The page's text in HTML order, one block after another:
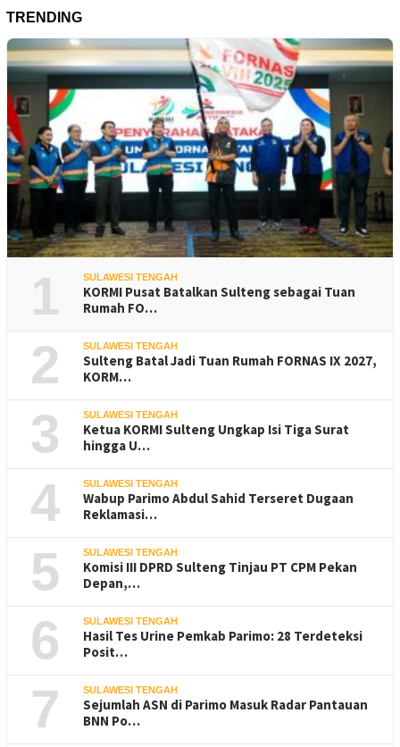
TRENDING
1 SULAWESI TENGAH
KORMI Pusat Batalkan Sulteng sebagai Tuan
Rumah FO…
2 SULAWESI TENGAH
Sulteng Batal Jadi Tuan Rumah FORNAS IX 2027,
KORM…
3 SULAWESI TENGAH
Ketua KORMI Sulteng Ungkap Isi Tiga Surat
hingga U…
4 SULAWESI TENGAH
Wabup Parimo Abdul Sahid Terseret Dugaan
Reklamasi…
5 SULAWESI TENGAH
Komisi III DPRD Sulteng Tinjau PT CPM Pekan
Depan,…
6 SULAWESI TENGAH
Hasil Tes Urine Pemkab Parimo: 28 Terdeteksi
Posit…
7 SULAWESI TENGAH
Sejumlah ASN di Parimo Masuk Radar Pantauan
BNN Po…